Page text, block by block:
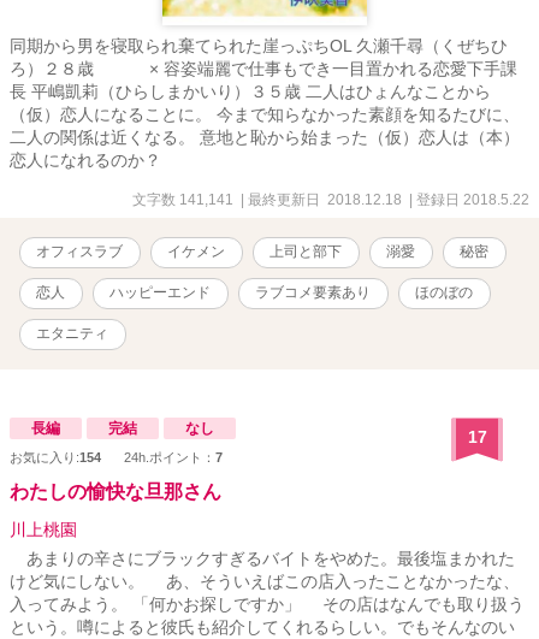
同期から男を寝取られ棄てられた崖っぷちOL 久瀬千尋（くぜちひ
ろ）２８歳 × 容姿端麗で仕事もでき一目置かれる恋愛下手課
長 平嶋凱莉（ひらしまかいり）３５歳 二人はひょんなことから
（仮）恋人になることに。 今まで知らなかった素顔を知るたびに、
二人の関係は近くなる。 意地と恥から始まった（仮）恋人は（本）
恋人になれるのか？
文字数 141,141 | 最終更新日 2018.12.18 | 登録日 2018.5.22
オフィスラブ イケメン 上司と部下 溺愛 秘密
恋人 ハッピーエンド ラブコメ要素あり ほのぼの
エタニティ
長編 完結 なし
お気に入り:154 24h.ポイント： 7
17
わたしの愉快な旦那さん
川上桃園
あまりの辛さにブラックすぎるバイトをやめた。最後塩まかれた
けど気にしない。 あ、そういえばこの店入ったことなかったな、
入ってみよう。 「何かお探しですか」 その店はなんでも取り扱う
という。噂によると彼氏も紹介してくれるらしい。でもそんなのい